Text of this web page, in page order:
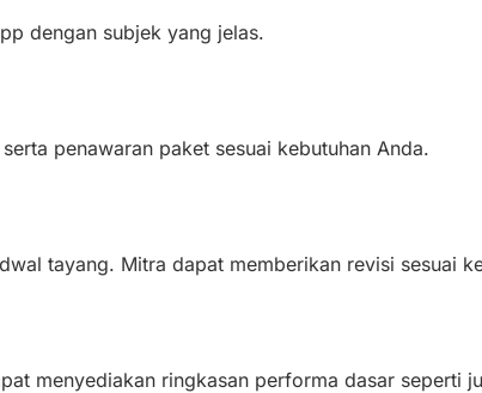
dengan subjek yang jelas.
penawaran paket sesuai kebutuhan Anda.
tayang. Mitra dapat memberikan revisi sesuai
menyediakan ringkasan performa dasar seperti